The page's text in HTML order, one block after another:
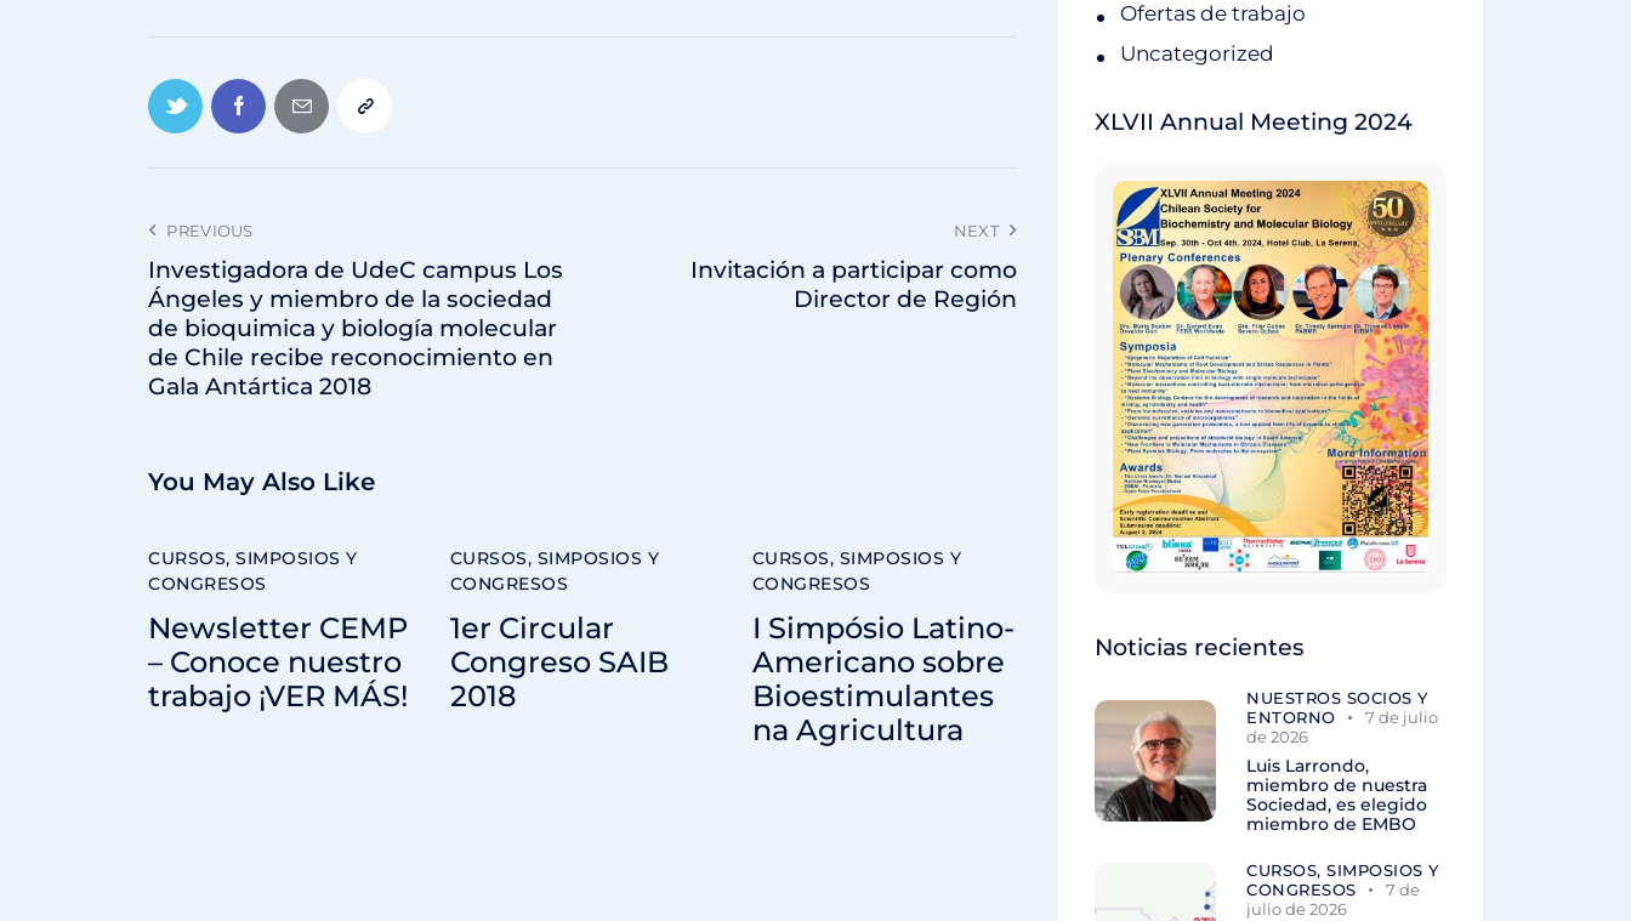
PREVIOUS
Investigadora de UdeC campus Los
Ángeles y miembro de la sociedad
de bioquimica y biología molecular
de Chile recibe reconocimiento en
Gala Antártica 2018
NEXT
Invitación a participar como
Director de Región
You May Also Like
CURSOS, SIMPOSIOS Y
CONGRESOS
Newsletter CEMP
– Conoce nuestro
trabajo ¡VER MÁS!
CURSOS, SIMPOSIOS Y
CONGRESOS
1er Circular
Congreso SAIB
2018
CURSOS, SIMPOSIOS Y
CONGRESOS
I Simpósio Latino-
Americano sobre
Bioestimulantes
na Agricultura
Ofertas de trabajo
Uncategorized
XLVII Annual Meeting 2024
Noticias recientes
NUESTROS SOCIOS Y
ENTORNO
7 de julio
de 2026
Luis Larrondo,
miembro de nuestra
Sociedad, es elegido
miembro de EMBO
CURSOS, SIMPOSIOS Y
CONGRESOS
7 de
julio de 2026